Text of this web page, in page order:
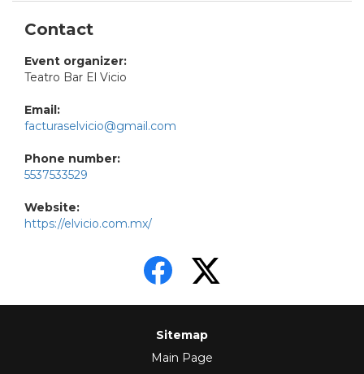
Contact
Event organizer:
Teatro Bar El Vicio
Email:
facturaselvicio@gmail.com
Phone number:
5537533529
Website:
https://elvicio.com.mx/
Sitemap
Main Page